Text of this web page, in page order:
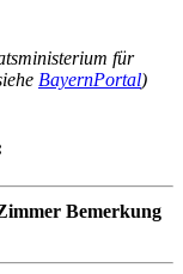
für
BayernPortal)
Bemerkung